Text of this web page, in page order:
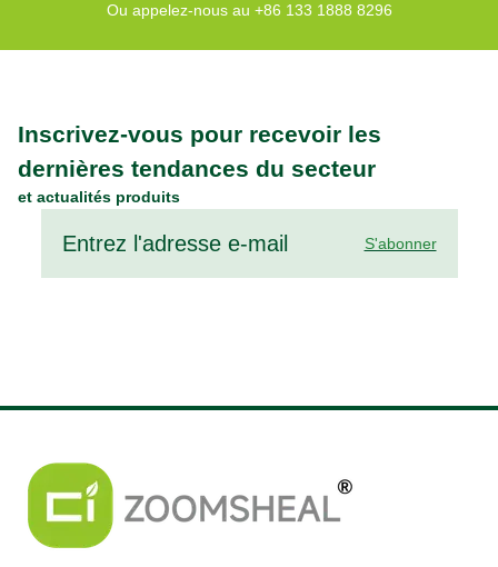
Ou appelez-nous au +86 133 1888 8296
Inscrivez-vous pour recevoir les
dernières tendances du secteur
et actualités produits
S'abonner